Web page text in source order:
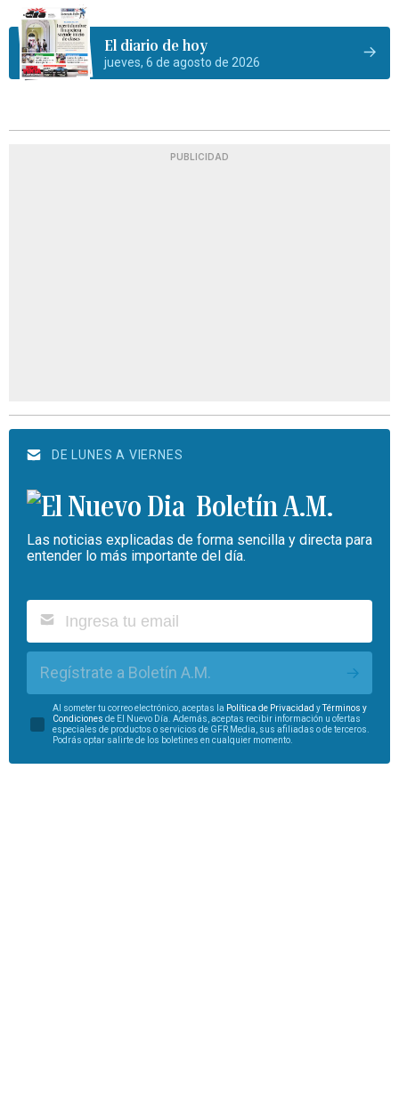
El diario de hoy
jueves, 6 de agosto de 2026
PUBLICIDAD
DE LUNES A VIERNES
Boletín A.M.
Las noticias explicadas de forma sencilla y directa para
entender lo más importante del día.
Regístrate a Boletín A.M.
Al someter tu correo electrónico, aceptas la Política de Privacidad y
Términos y
Condiciones de El Nuevo Día. Además, aceptas recibir información u ofertas
especiales de productos o servicios de GFR Media, sus afiliadas o de terceros.
Podrás optar salirte de los boletines en cualquier momento.